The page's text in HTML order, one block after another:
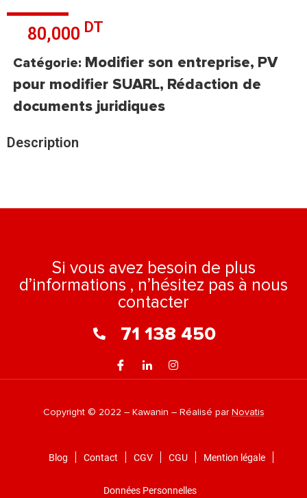
80,000 DT
Catégorie: Modifier son entreprise, PV
pour modifier SUARL, Rédaction de
documents juridiques
Description
Si vous avez besoin de plus
d’informations , n’hésitez pas à nous
contacter
71 138 450
Copyright © 2022 – Kawanin – Réalisé parNovatis
Blog Contact CGV CGU Mention légale
Données Personnelles